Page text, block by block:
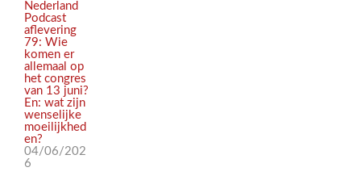
Nederland
Podcast
aflevering
79: Wie
komen er
allemaal op
het congres
van 13 juni?
En: wat zijn
wenselijke
moeilijkhed
en?
04/06/202
6